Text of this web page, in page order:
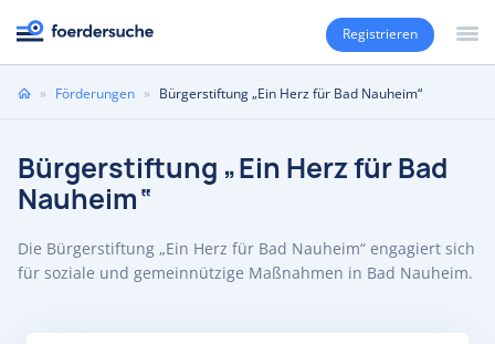
Registrieren
Sie» Förderungen » Bürgerstiftung „Ein Herz für Bad Nauheim“
Bürgerstiftung „Ein Herz für Bad
Nauheim“
Die Bürgerstiftung „Ein Herz für Bad Nauheim“ engagiert sich
für soziale und gemeinnützige Maßnahmen in Bad Nauheim.